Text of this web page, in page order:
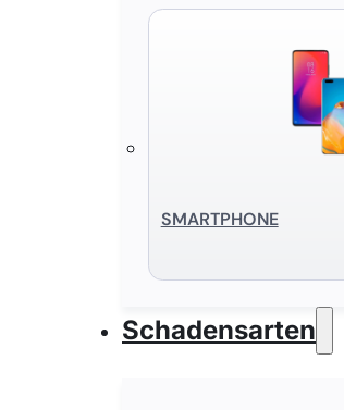
SMART­PHONE
Schadensarten